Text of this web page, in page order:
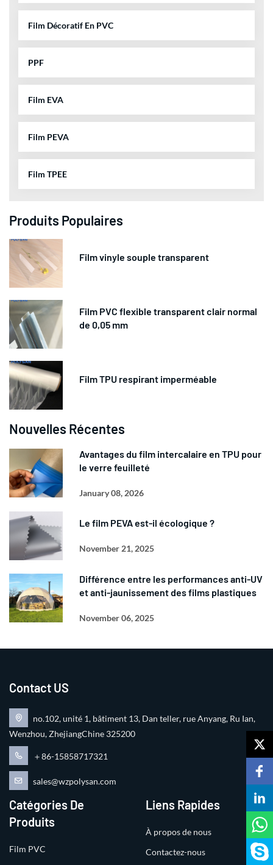
Film Décoratif En PVC
PPF
Film EVA
Film PEVA
Film TPEE
Produits Populaires
Film vinyle souple transparent
Film PVC flexible transparent clair normal
de 0,05 mm
Film TPU respirant imperméable
Nouvelles Récentes
Avantages du film intercalaire en TPU pour
le verre feuilleté
January 08, 2026
Le film PEVA est-il écologique ?
November 21, 2025
Différence entre les performances anti-UV
et anti-jaunissement des films plastiques
November 06, 2025
Contact US
no.102, unité 1, bâtiment 13, Dan teller, rue Anyang, Ru Ian,
Wenzhou, ZhejiangChine 325200
＋86-15858717321
sales@wzpolysan.com
Catégories De
Produits
Film PVC
Liens Rapides
À propos de nous
Contactez-nous